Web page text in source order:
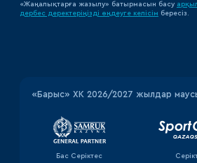
«Жаңалықтарға жазылу» батырмасын басу
дербес деректеріңізді өңдеуге келісім бересіз.
«‎Барыс»‎ ХК 2026/2027 жылдар
Бас Серіктес